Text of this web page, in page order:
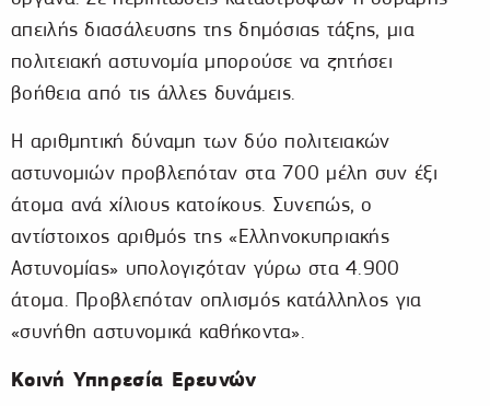
απειλής διασάλευσης της δημόσιας τάξης, μια
πολιτειακή αστυνομία μπορούσε να ζητήσει
βοήθεια από τις άλλες δυνάμεις.
Η αριθμητική δύναμη των δύο πολιτειακών
αστυνομιών προβλεπόταν στα 700 μέλη συν έξι
άτομα ανά χίλιους κατοίκους. Συνεπώς, ο
αντίστοιχος αριθμός της «Ελληνοκυπριακής
Αστυνομίας» υπολογιζόταν γύρω στα 4.900
άτομα. Προβλεπόταν οπλισμός κατάλληλος για
«συνήθη αστυνομικά καθήκοντα».
Κοινή Υπηρεσία Ερευνών